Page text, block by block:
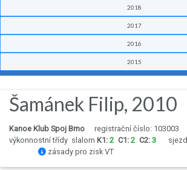
2018
2017
2016
2015
Šamánek Filip, 2010
Kanoe Klub Spoj Brno
registrační číslo: 103003
výkonnostní třídy slalom K1: 2 C1: 2 C2: 3 sjezd
zásady pro zisk VT